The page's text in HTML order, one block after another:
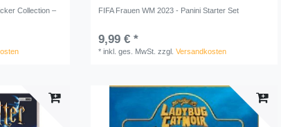
Collection –
FIFA Frauen WM 2023 - Panini Starter Set
9,99 € *
*inkl. ges. MwSt. zzgl.Versandkosten